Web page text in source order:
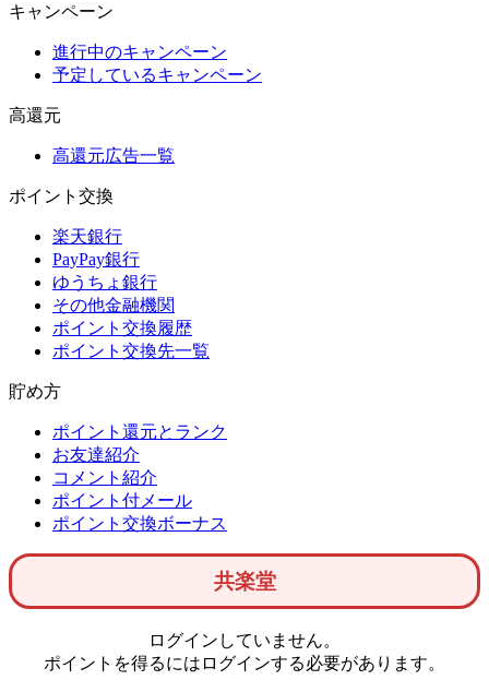
キャンペーン
進行中のキャンペーン
予定しているキャンペーン
高還元
高還元広告一覧
ポイント交換
楽天銀行
PayPay銀行
ゆうちょ銀行
その他金融機関
ポイント交換履歴
ポイント交換先一覧
貯め方
ポイント還元とランク
お友達紹介
コメント紹介
ポイント付メール
ポイント交換ボーナス
共楽堂
ログインしていません。
ポイントを得るにはログインする必要があります。